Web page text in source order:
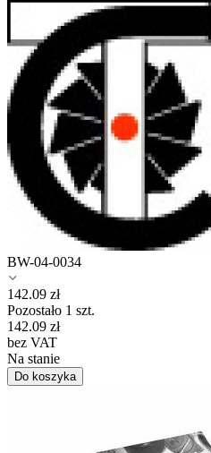
BW-04-0034
142.09 zł
Pozostało 1 szt.
142.09 zł
bez VAT
Na stanie
Do koszyka